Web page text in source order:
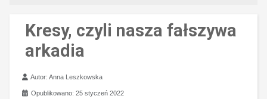
Kresy, czyli nasza fałszywa
arkadia
Szczegóły
Autor:Anna Leszkowska
Opublikowano: 25 styczeń 2022